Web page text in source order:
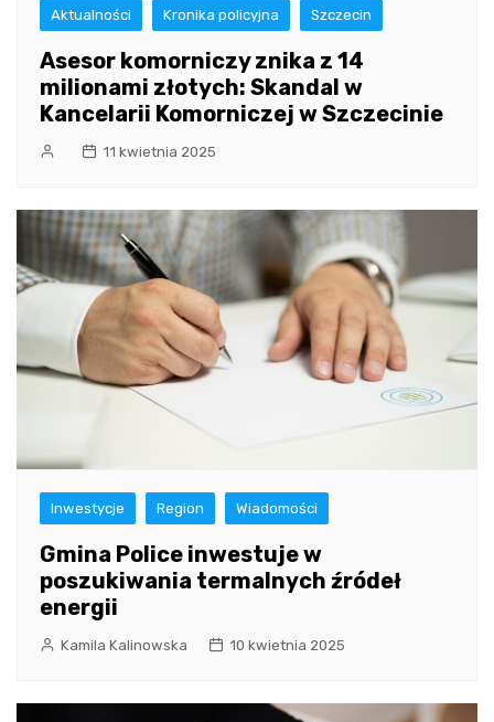
Aktualności Kronika policyjna Szczecin
Asesor komorniczy znika z 14
milionami złotych: Skandal w
Kancelarii Komorniczej w Szczecinie
11 kwietnia 2025
Inwestycje Region Wiadomości
Gmina Police inwestuje w
poszukiwania termalnych źródeł
energii
Kamila Kalinowska 10 kwietnia 2025